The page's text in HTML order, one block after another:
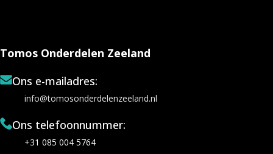
Tomos Onderdelen Zeeland
Ons e-mailadres:
info@tomosonderdelenzeeland.nl
Ons telefoonnummer:
+31 085 004 5764